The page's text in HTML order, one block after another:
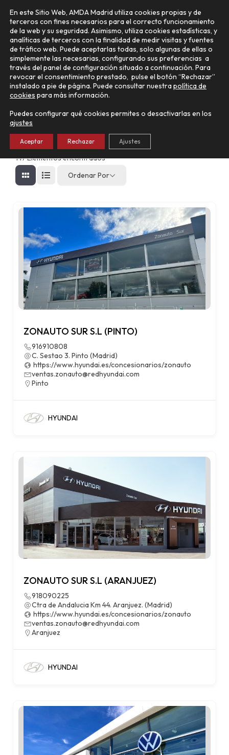
contenido
Main
Menu
Busca tu concesionario aquí
Buscar Concesionario
147Elementos encontrados
Ordenar Por
ZONAUTO SUR S.L (PINTO)
916910808
C. Sestao 3. Pinto (Madrid)
https://www.hyundai.es/concesionarios/zonauto
ventas.zonauto@redhyundai.com
Pinto
HYUNDAI
ZONAUTO SUR S.L (ARANJUEZ)
918090225
Ctra de Andalucia Km 44. Aranjuez. (Madrid)
https://www.hyundai.es/concesionarios/zonauto
ventas.zonauto@redhyundai.com
Aranjuez
HYUNDAI
En este Sitio Web, AMDA Madrid utiliza cookies propias y de
terceros con fines necesarios para el correcto funcionamiento
de la web y su seguridad. Asimismo, utiliza cookies estadísticas, y
analíticas de terceros con la finalidad de medir visitas y fuentes
de tráfico web. Puede aceptarlas todas, solo algunas de ellas o
simplemente las necesarias, configurando sus preferencias a
través del panel de configuración situado a continuación. Para
revocar el consentimiento prestado, pulse el botón “Rechazar”
instalado a pie de página. Puede consultar nuestrapolítica de
cookies para más información.
Puedes configurar qué cookies permites o desactivarlas en los
ajustes
Aceptar Rechazar Ajustes